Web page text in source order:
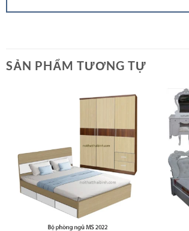
SẢN PHẨM TƯƠNG TỰ